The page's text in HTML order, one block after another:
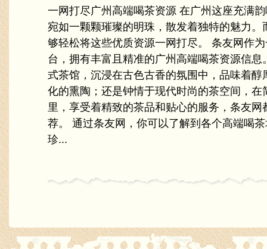
一网打尽广州高端喝茶资源 在广州这座充满
宛如一颗颗璀璨的明珠，散发着独特的魅力
够轻松将这些优质资源一网打尽。 条友网作
台，拥有丰富且精准的广州高端喝茶资源信
式茶馆，沉浸在古色古香的氛围中，品味着醇
化的熏陶；还是钟情于现代时尚的茶空间，在
里，享受着精致的茶品和贴心的服务，条友
荐。 通过条友网，你可以了解到各个高端喝
珍...